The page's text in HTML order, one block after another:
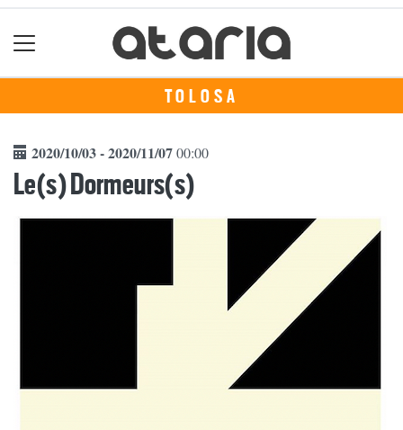
TOLOSA
2020/10/03 - 2020/11/0700:00
Le(s) Dormeurs(s)